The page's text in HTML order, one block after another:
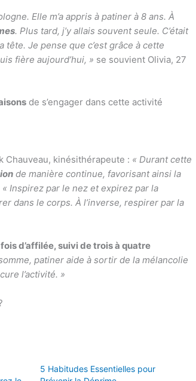
Elle m’a appris à patiner à 8 ans. À
. Plus tard, j’y allais souvent seule. C’était
Je pense que c’est grâce à cette
fière aujourd’hui, » se souvient Olivia, 27
de s’engager dans cette activité
Chauveau, kinésithérapeute : « Durant cette
de manière continue, favorisant ainsi la
« Inspirez par le nez et expirez par la
dans le corps. À l’inverse, respirer par la
d’affilée, suivi de trois à quatre
patiner aide à sortir de la mélancolie
l’activité. »
5 Habitudes Essentielles pour